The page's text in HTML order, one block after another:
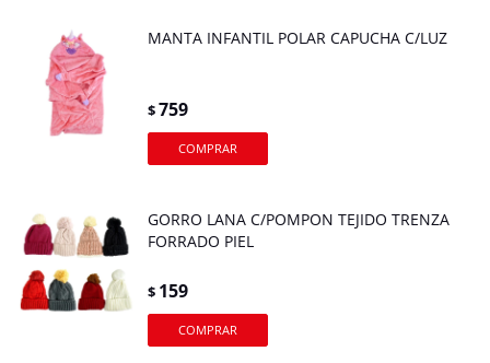
MANTA INFANTIL POLAR CAPUCHA C/LUZ
$759
GORRO LANA C/POMPON TEJIDO TRENZA
FORRADO PIEL
$ 159